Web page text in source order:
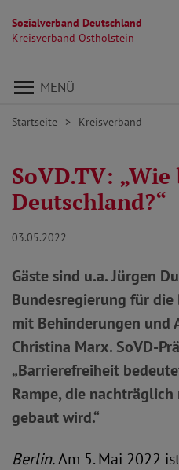
Sozialverband Deutschland
Kreisverband Ostholstein
Direkt zu den Inhalten
MENÜ
Startseite Kreisverband
SoVD.TV:
Deutschland?“
03.05.2022
Gäste sind u.a. Jürgen
Bundesregierung für
mit Behinderungen und
Christina Marx. SoVD-
„Barrierefreiheit
Rampe, die nachträglich
gebaut wird.“
Berlin.Am 5. Mai 2022